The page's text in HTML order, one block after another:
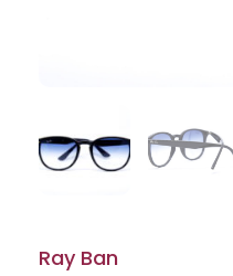
Ray Ban